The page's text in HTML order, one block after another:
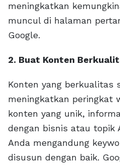
meningkatkan
muncul di halaman
Google.
2. Buat Konten
Konten yang berkualitas
meningkatkan peringkat
konten yang unik,
dengan bisnis atau topik
Anda mengandung
disusun dengan baik.